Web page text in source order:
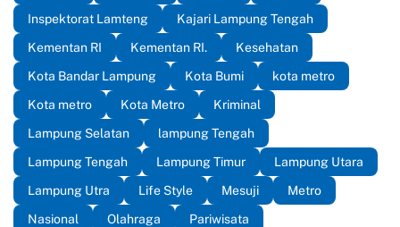
Inspektorat Lamteng
Kajari Lampung Tengah
Kementan RI
Kementan RI.
Kesehatan
Kota Bandar Lampung
Kota Bumi
kota metro
Kota metro
Kota Metro
Kriminal
Lampung Selatan
lampung Tengah
Lampung Tengah
Lampung Timur
Lampung Utara
Lampung Utra
Life Style Mesuji
Metro
Nasional
Olahraga
Pariwisata